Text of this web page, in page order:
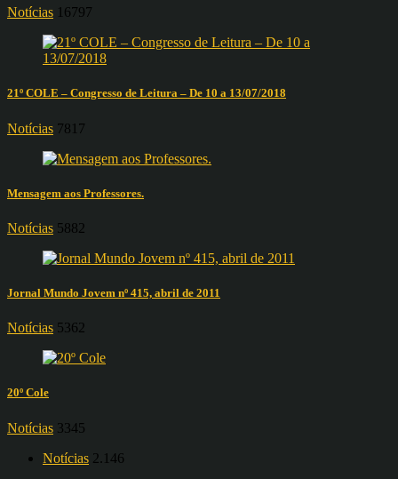
Notícias 16797
21º COLE – Congresso de Leitura – De 10 a 13/07/2018
Notícias 7817
Mensagem aos Professores.
Notícias 5882
Jornal Mundo Jovem nº 415, abril de 2011
Notícias 5362
20º Cole
Notícias 3345
Notícias 2.146